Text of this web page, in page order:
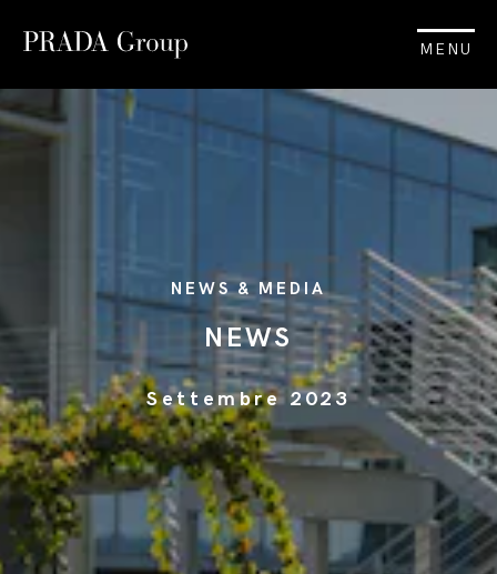
MENU
NEWS & MEDIA
NEWS
Settembre 2023